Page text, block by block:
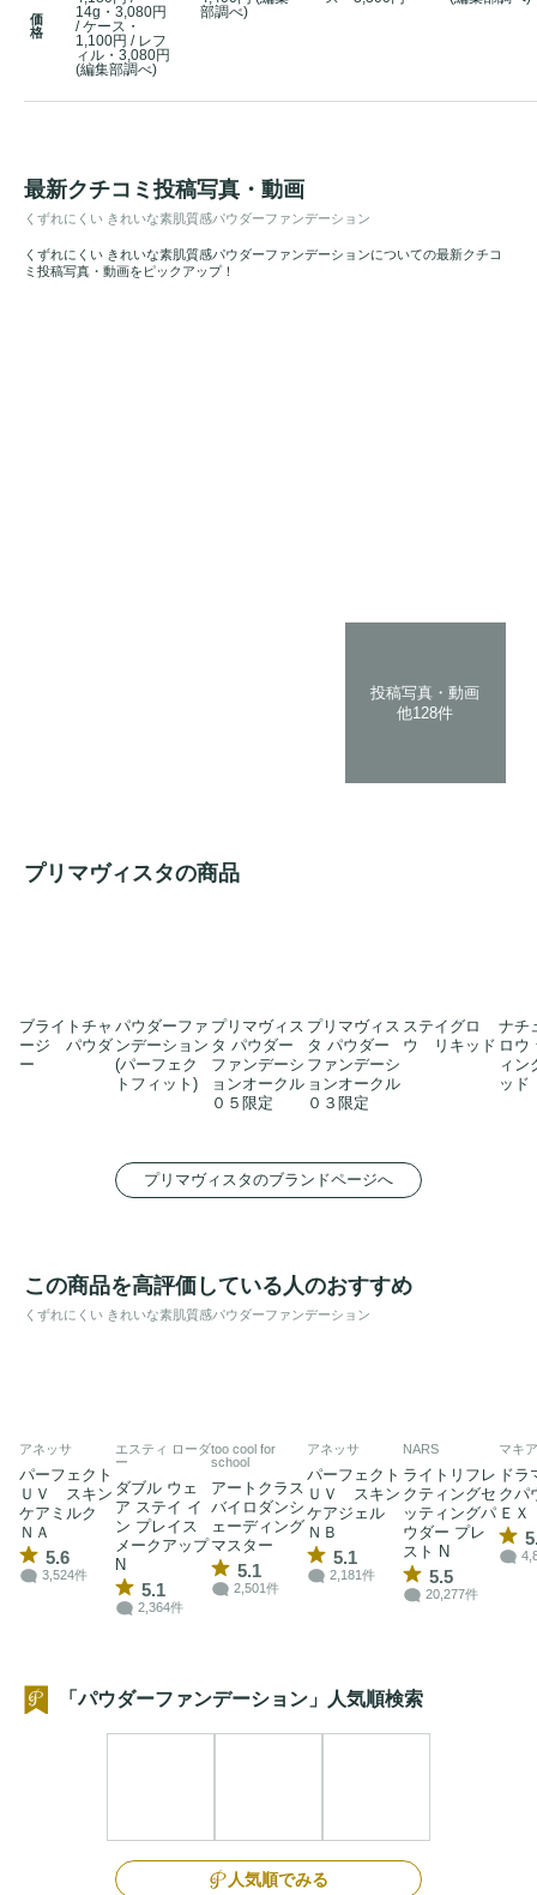
価
格
14g・3,080円
/ ケース・
1,100円 / レフ
ィル・3,080円
(編集部調べ)
部調べ)
最新クチコミ投稿写真・動画
くずれにくい きれいな素肌質感パウダーファンデーション
くずれにくい きれいな素肌質感パウダーファンデーションについての最新クチコ
ミ投稿写真・動画をピックアップ！
投稿写真・動画
他128件
プリマヴィスタの商品
ブライトチャ
ージ パウダ
ー
パウダーファ
ンデーション
(パーフェク
トフィット)
プリマヴィス
タ パウダー
ファンデーシ
ョンオークル
０５限定
プリマヴィス
タ パウダー
ファンデーシ
ョンオークル
０３限定
ステイグロ
ウ リキッド
ナチ
ロウ
ィン
ッド
プリマヴィスタのブランドページへ
この商品を高評価している人のおすすめ
くずれにくい きれいな素肌質感パウダーファンデーション
アネッサ
パーフェクト
ＵＶ スキン
ケアミルク
ＮＡ
5.6
3,524件
エスティ ローダ
ー
ダブル ウェ
ア ステイ イ
ン プレイス
メークアップ
N
5.1
2,364件
too cool for
school
アートクラス
バイロダンシ
ェーディング
マスター
5.1
2,501件
アネッサ
パーフェクト
ＵＶ スキン
ケアジェル
ＮＢ
5.1
2,181件
NARS
ライトリフレ
クティングセ
ッティングパ
ウダー プレ
スト N
5.5
20,277件
マキ
ドラ
クパ
ＥＸ
「パウダーファンデーション」人気順検索
人気順でみる